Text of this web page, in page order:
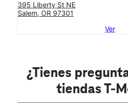
395 Liberty St NE
Salem, OR 97301
Ver
¿Tienes
tiendas T-